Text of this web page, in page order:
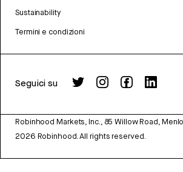
Sustainability
Termini e condizioni
Seguici su
Robinhood Markets, Inc., 85 Willow Road,
2026 Robinhood. All rights reserved.